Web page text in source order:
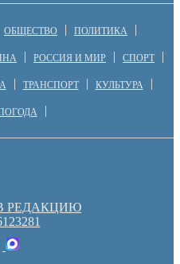
ОБЩЕСТВО ПОЛИТИКА
РОССИЯ И МИР СПОРТ
ТРАНСПОРТ КУЛЬТУРА
РЕДАКЦИЮ